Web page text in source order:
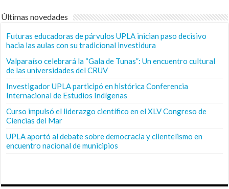
Últimas novedades
Futuras educadoras de párvulos UPLA inician paso decisivo
hacia las aulas con su tradicional investidura
Valparaíso celebrará la “Gala de Tunas”: Un encuentro cultural
de las universidades del CRUV
Investigador UPLA participó en histórica Conferencia
Internacional de Estudios Indígenas
Curso impulsó el liderazgo científico en el XLV Congreso de
Ciencias del Mar
UPLA aportó al debate sobre democracia y clientelismo en
encuentro nacional de municipios